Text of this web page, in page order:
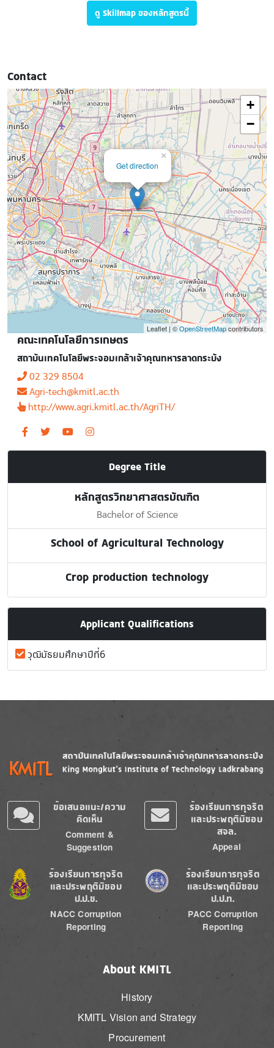
ดู Skillmap ของหลักสูตรนี้
Contact
Get direction
×
+
−
Leaflet | ©OpenStreetMapcontributors
คณะเทคโนโลยีการเกษตร
สถาบันเทคโนโลยีพระจอมเกล้าเจ้าคุณทหารลาดกระบัง
02 329 8504
Agri-tech@kmitl.ac.th
http://www.agri.kmitl.ac.th/AgriTH/
Degree Title
หลักสูตรวิทยาศาสตรบัณฑิต
Bachelor of Science
School of Agricultural Technology
Crop production technology
Applicant Qualifications
วุฒิมัธยมศึกษาปีที่6
Image
ข้อเสนอแนะ/ความ
คิดเห็น
Comment &
Suggestion
ร้องเรียนการทุจริต
และประพฤติมิชอบ
สจล.
Appeal
Image
ร้องเรียนการทุจริต
และประพฤติมิชอบ
ป.ป.ช.
NACC Corruption
Reporting
Image
ร้องเรียนการทุจริต
และประพฤติมิชอบ
ป.ป.ท.
PACC Corruption
Reporting
About KMITL
History
KMITL Vision and Strategy
Procurement